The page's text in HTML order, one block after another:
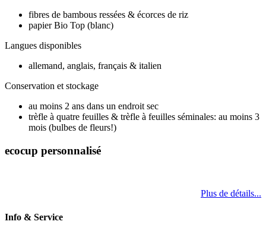
fibres de bambous ressées & écorces de riz
papier Bio Top (blanc)
Langues disponibles
allemand, anglais, français & italien
Conservation et stockage
au moins 2 ans dans un endroit sec
trèfle à quatre feuilles & trèfle à feuilles séminales: au moins 3
mois (bulbes de fleurs!)
ecocup personnalisé
Plus de détails...
Info & Service